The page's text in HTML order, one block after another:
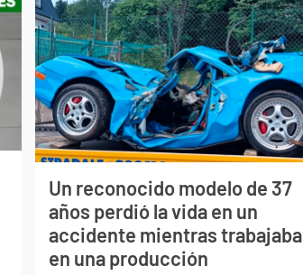
Un reconocido modelo de 37
años perdió la vida en un
accidente mientras trabajaba
en una producción